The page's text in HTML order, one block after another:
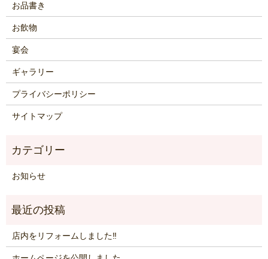
お品書き
お飲物
宴会
ギャラリー
プライバシーポリシー
サイトマップ
お知らせ
店内をリフォームしました‼